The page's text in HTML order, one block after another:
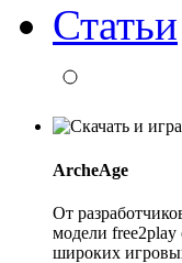
Статьи
ArcheAge
От
модели
широких